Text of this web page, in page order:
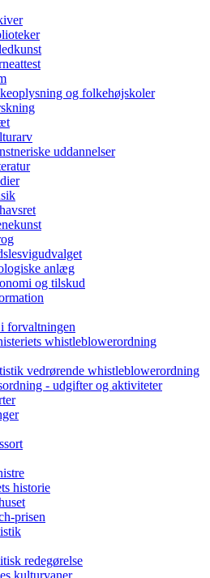
og folkehøjskoler
uddannelser
anlæg
og tilskud
forvaltningen
whistleblowerordning
vedrørende whistleblowerordning
- udgifter og aktiviteter
historie
prisen
redegørelse
kulturvaner